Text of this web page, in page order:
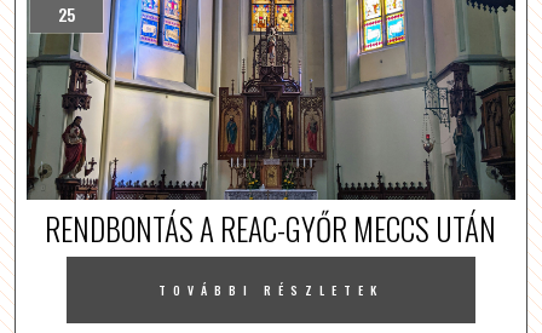
25
RENDBONTÁS A REAC-GYŐR MECCS UTÁN
TOVÁBBI RÉSZLETEK